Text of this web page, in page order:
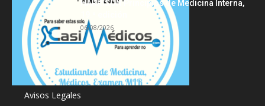
HARRISON Principios de Medicina Interna,
06/08/2026
Acerca de
Avisos Legales